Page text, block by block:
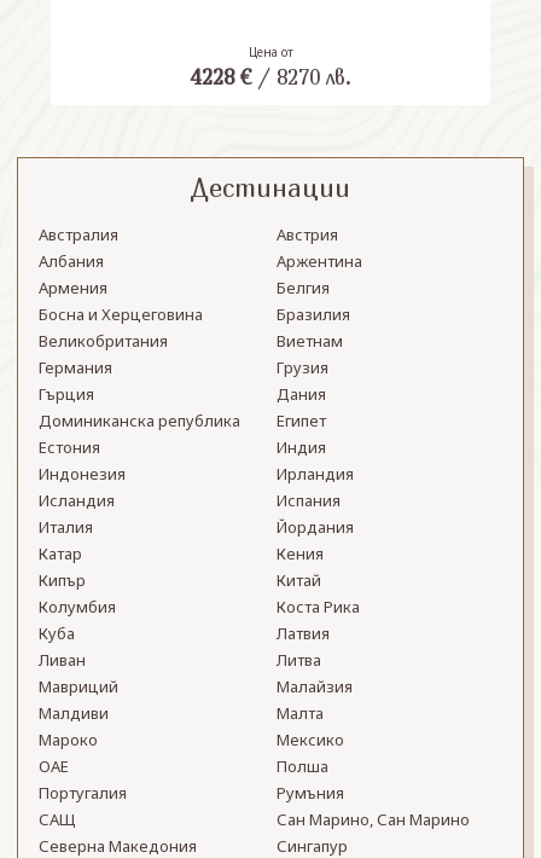
Цена от
4228 €/ 8270 лв.
Дестинации
Австралия
Австрия
Албания
Аржентина
Армения
Белгия
Босна и Херцеговина
Бразилия
Великобритания
Виетнам
Германия
Грузия
Гърция
Дания
Доминиканска република
Египет
Естония
Индия
Индонезия
Ирландия
Исландия
Испания
Италия
Йордания
Катар
Кения
Кипър
Китай
Колумбия
Коста Рика
Куба
Латвия
Ливан
Литва
Мавриций
Малайзия
Малдиви
Малта
Мароко
Мексико
ОАЕ
Полша
Португалия
Румъния
САЩ
Сан Марино, Сан Марино
Северна Македония
Сингапур